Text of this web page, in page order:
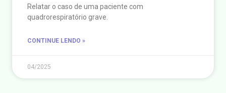
Relatar o caso de uma paciente com
quadrorespiratório grave.
CONTINUE LENDO »
04/2025